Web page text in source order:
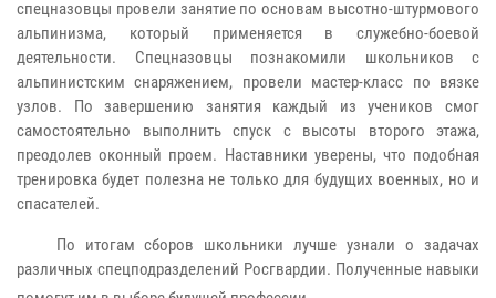
спецназовцы провели занятие по основам высотно-штурмового
альпинизма, который применяется в служебно-боевой
деятельности. Спецназовцы познакомили школьников с
альпинистским снаряжением, провели мастер-класс по вязке
узлов. По завершению занятия каждый из учеников смог
самостоятельно выполнить спуск с высоты второго этажа,
преодолев оконный проем. Наставники уверены, что подобная
тренировка будет полезна не только для будущих военных, но и
спасателей.
По итогам сборов школьники лучше узнали о задачах
различных спецподразделений Росгвардии. Полученные навыки